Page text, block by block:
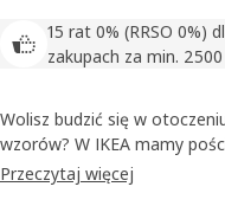
15 rat 0% (RRSO 0%)
zakupach za min.
Wolisz budzić się w
wzorów? W IKEA mamy
dla wielbicieli stonowanej
Przeczytaj więcej